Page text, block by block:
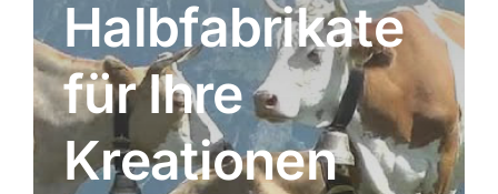
Halbfabrikate
für Ihre
Kreationen